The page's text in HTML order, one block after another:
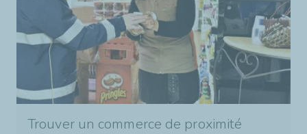
Trouver un commerce de proximité